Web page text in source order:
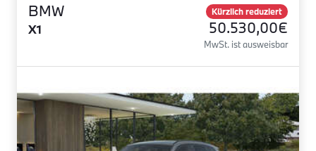
BMW
X1
Kürzlich reduziert
50.530,00€
MwSt. ist ausweisbar